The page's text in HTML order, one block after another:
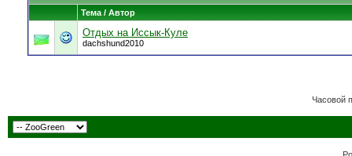
Тема / Автор
Отдых на Иссык-Куле
dachshund2010
Часовой